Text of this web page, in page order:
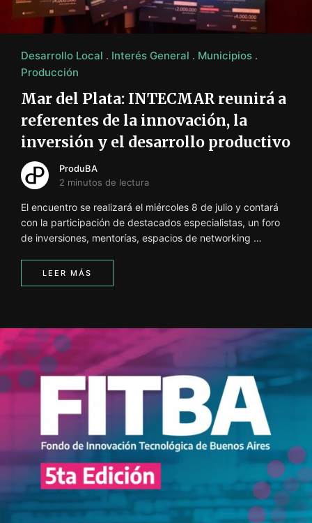
Desarrollo Local Interés General
Municipios
Producción
Mar del Plata: INTECMAR reunirá a
referentes de la innovación, la
inversión y el desarrollo productivo
ProduBA
2 minutos de lectura
El encuentro se realizará el miércoles 8 de julio y contará
con la participación de destacados especialistas, un foro
de inversiones, mentorías, espacios de networking …
LEER MÁS